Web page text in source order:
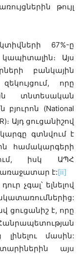
թույլ
67%-ը
Այս
բանկային
որը
տնտեսական
(National
Այդ ցուցանիշով
գտնվում է
համակարգերի
իսկ ԱՊՀ
առաջատար է:[ii]
չգալ՝ ելնելով
ցուցանիշ է, որը
մասին:
այս